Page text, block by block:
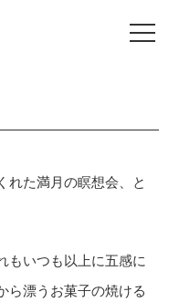
れた満月の瞑想会、と
もいつも以上に五感に
ら漂うお菓子の焼ける